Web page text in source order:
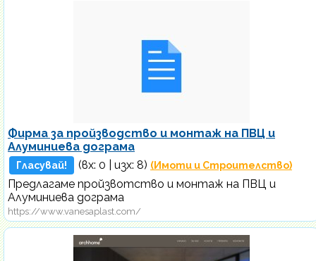
Фирма за пройзводство и монтаж на ПВЦ и
Алуминиева дограма
Гласувай! (вх: 0 | изх: 8) (Имоти и Строителство)
Предлагаме пройзвотство и монтаж на ПВЦ и
Алуминиева дограма
https://www.vanesaplast.com/